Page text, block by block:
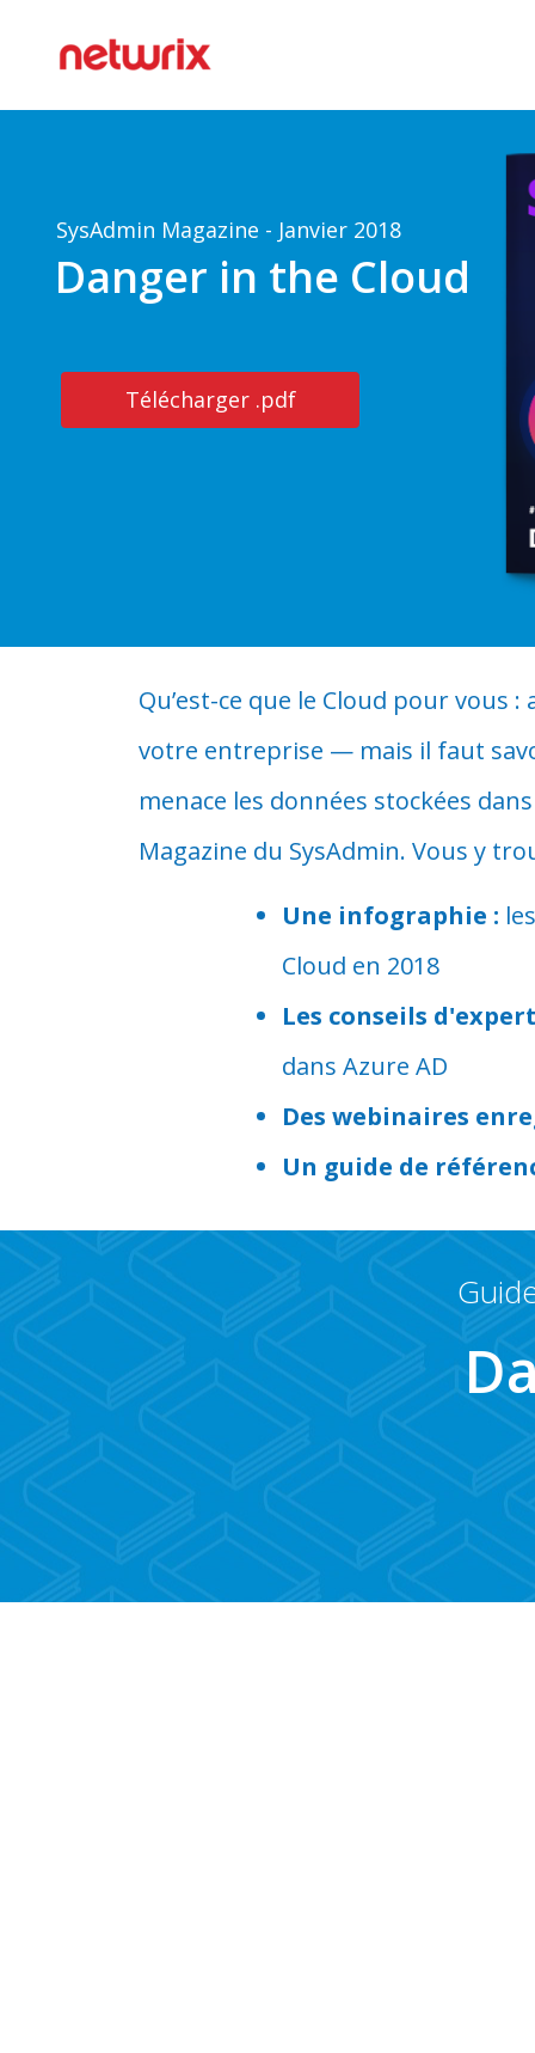
Danger in the Cloud
Télécharger .pdf
SysAdmin Magazine - Janvier 2018
Qu’est-ce que le Cloud pour
votre entreprise — mais il faut
menace les données stockées
Magazine du SysAdmin. Vous y
Une infographie :
Cloud en 2018
Les conseils
dans Azure AD
Des webinaires
Un guide de